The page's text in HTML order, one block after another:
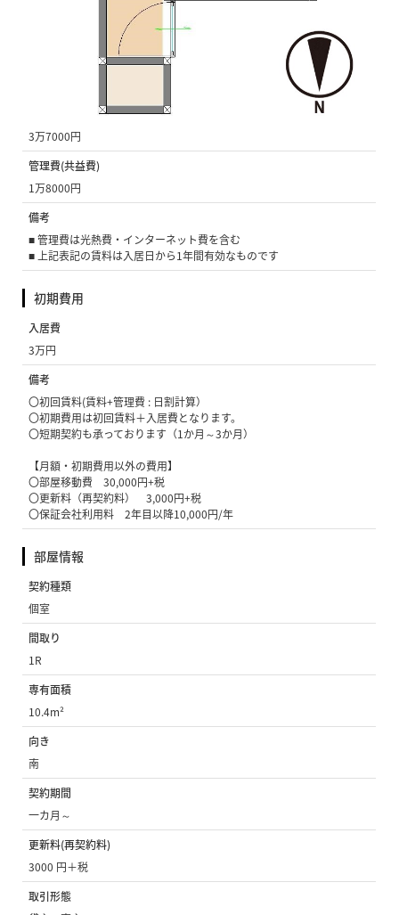
3万7000円
管理費(共益費)
1万8000円
備考
■ 管理費は光熱費・インターネット費を含む
■ 上記表記の賃料は入居日から1年間有効なものです
初期費用
入居費
3万円
備考
〇初回賃料(賃料+管理費 : 日割計算）
〇初期費用は初回賃料＋入居費となります。
〇短期契約も承っております（1か月～3か月）
【月額・初期費用以外の費用】
〇部屋移動費 30,000円+税
〇更新料（再契約料） 3,000円+税
〇保証会社利用料 2年目以降10,000円/年
部屋情報
契約種類
個室
間取り
1R
専有面積
10.4m²
向き
南
契約期間
一カ月～
更新料(再契約料)
3000 円＋税
取引形態